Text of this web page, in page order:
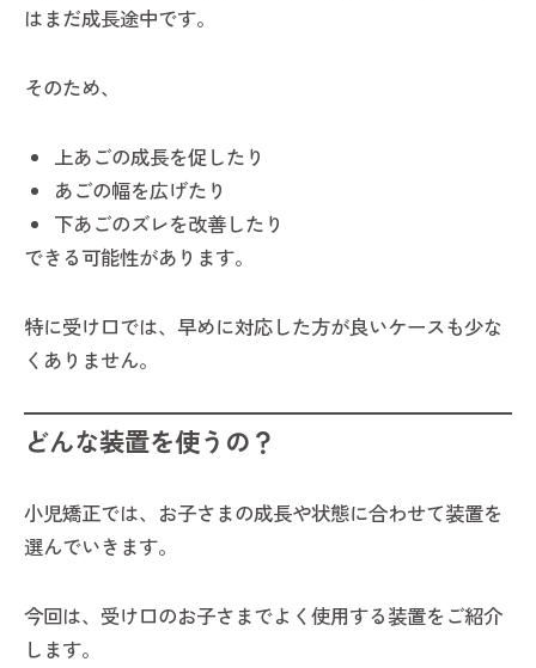
はまだ成長途中です。
そのため、
上あごの成長を促したり
あごの幅を広げたり
下あごのズレを改善したり
できる可能性があります。
特に受け口では、早めに対応した方が良いケースも少な
くありません。
どんな装置を使うの？
小児矯正では、お子さまの成長や状態に合わせて装置を
選んでいきます。
今回は、受け口のお子さまでよく使用する装置をご紹介
します。